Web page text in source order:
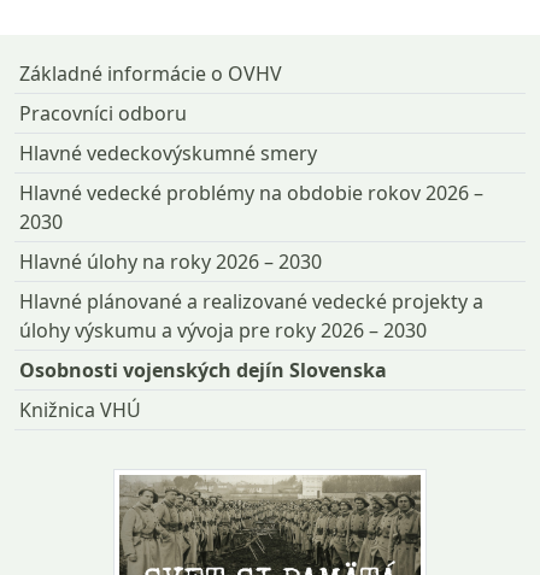
Základné informácie o OVHV
Pracovníci odboru
Hlavné vedeckovýskumné smery
Hlavné vedecké problémy na obdobie rokov 2026 –
2030
Hlavné úlohy na roky 2026 – 2030
Hlavné plánované a realizované vedecké projekty a
úlohy výskumu a vývoja pre roky 2026 – 2030
Osobnosti vojenských dejín Slovenska
Knižnica VHÚ